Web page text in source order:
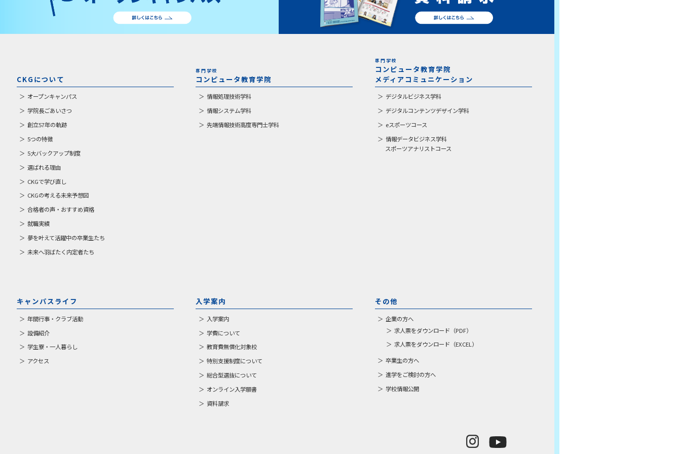
CKGについて
オープンキャンパス
学院長ごあいさつ
創立57年の軌跡
5つの特徴
5大バックアップ制度
選ばれる理由
CKGで学び直し
CKGの考える未来予想図
合格者の声・おすすめ資格
就職実績
夢を叶えて活躍中の卒業生たち
未来へ羽ばたく内定者たち
専門学校
コンピュータ教育学院
情報処理技術学科
情報システム学科
先端情報技術高度専門士学科
専門学校
コンピュータ教育学院
メディアコミュニケーション
デジタルビジネス学科
デジタルコンテンツデザイン学科
eスポーツコース
情報データビジネス学科
スポーツアナリストコース
キャンパスライフ
年間行事・クラブ活動
設備紹介
学生寮・一人暮らし
アクセス
入学案内
入学案内
学費について
教育費無償化対象校
特別支援制度について
総合型選抜について
オンライン入学願書
資料請求
その他
企業の方へ
求人票をダウンロード（PDF）
求人票をダウンロード（EXCEL）
卒業生の方へ
進学をご検討の方へ
学校情報公開